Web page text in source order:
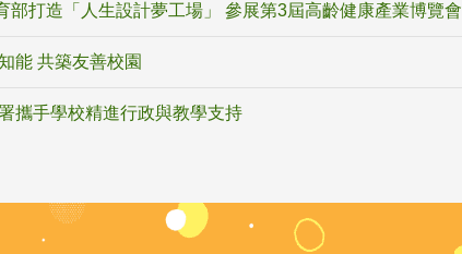
部打造「人生設計夢工場」 參展第3屆高齡健康產業博覽會
能 共築友善校園
攜手學校精進行政與教學支持